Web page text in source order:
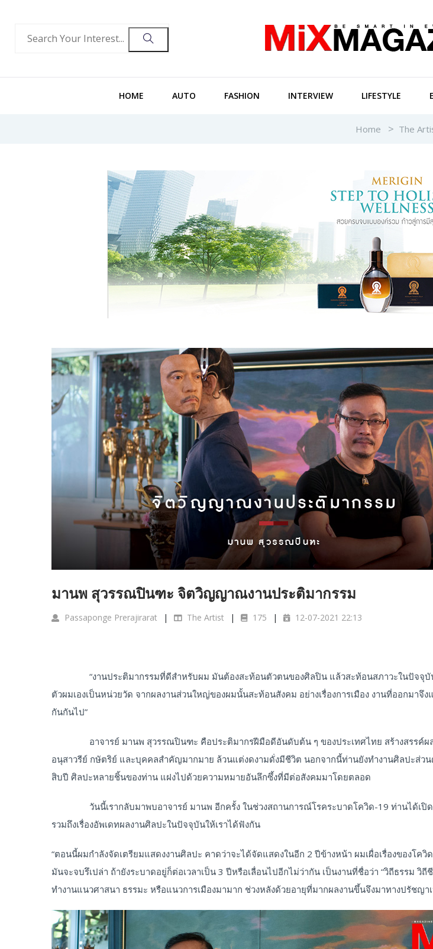
HOME AUTO FASHION INTERVIEW LIFESTYLE
Home The
มานพ สุวรรณปินฑะ จิตวิญญาณงานประติมากรรม
Passaponge Prerajirarat The Artist 175 12-07-2021 22:13
“งานประติมากรรมที่ดีสำหรับผม มันต้องสะท้อนตัวตนของศิลปิน แล้วสะท้อนสภาวะในปัจจุบัน
ตัวผมเองเป็นหน่วยวัด จากผลงานส่วนใหญ่ของผมนั้นสะท้อนสังคม อย่างเรื่องการเมือง งานที่ออกมาจึง
กันกันไป”
อาจารย์ มานพ สุวรรณปินฑะ คือประติมากรฝีมือดีอันดับต้น ๆ ของประเทศไทย สร้างสรรค์ผล
อนุสาวรีย์ กษัตริย์ และบุคคลสำคัญมากมาย ล้วนแต่งดงามดั่งมีชีวิต นอกจากนี้ท่านยังทำงานศิลปะส่วน
สิบปี ศิลปะหลายชิ้นของท่าน แฝงไปด้วยความหมายอันลึกซึ้งที่มีต่อสังคมมาโดยตลอด
วันนี้เรากลับมาพบอาจารย์ มานพ อีกครั้ง ในช่วงสถานการณ์โรคระบาดโควิด-19 ท่านได้เปิ
รวมถึงเรื่องอัพเดทผลงานศิลปะในปัจจุบันให้เราได้ฟังกัน
“ตอนนี้ผมกำลังจัดเตรียมแสดงงานศิลปะ คาดว่าจะได้จัดแสดงในอีก 2 ปีข้างหน้า ผมเผื่อเรื่องของโควิด
มันจะจบรึเปล่า ถ้ายังระบาดอยู่ก็ต่อเวลาเป็น 3 ปีหรือเลื่อนไปอีกไม่ว่ากัน เป็นงานที่ชื่อว่า “วิถีธรรม วิถี
ทำงานแนวศาสนา ธรรมะ หรือแนวการเมืองมามาก ช่วงหลังด้วยอายุที่มากผลงานขึ้นจึงมาทางปรัชญา